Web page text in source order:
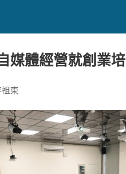
媒體經營就創業
東